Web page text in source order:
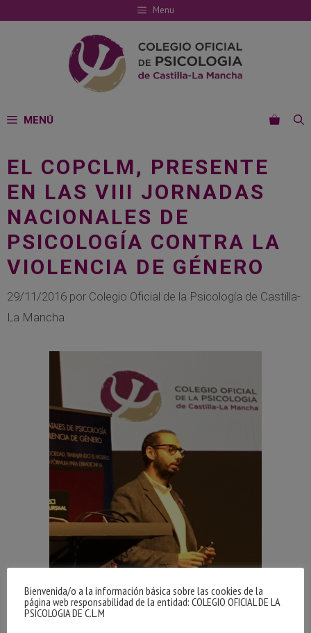
al
Menu
MENÚ
EL COPCLM, PRESENTE
EN LAS VIII JORNADAS
NACIONALES DE
PSICOLOGÍA CONTRA LA
VIOLENCIA DE GÉNERO
29/11/2016 por Colegio Oficial de la Psicología de Castilla-
La Mancha
Bienvenida/o a la información básica sobre las cookies de la
página web responsabilidad de la entidad: COLEGIO OFICIAL DE LA
PSICOLOGIA DE C.L.M